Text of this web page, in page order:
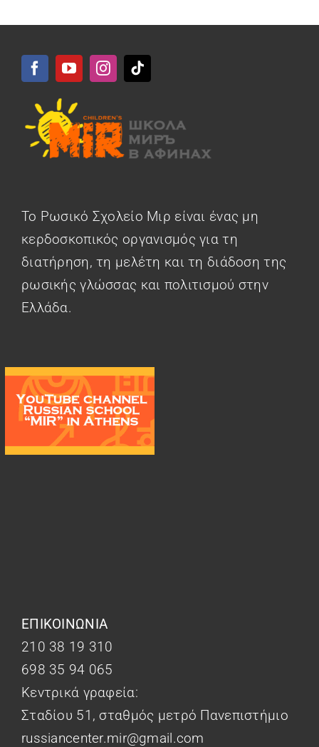
Το Ρωσικό Σχολείο Μιρ είναι ένας μη
κερδοσκοπικός οργανισμός για τη
διατήρηση, τη μελέτη και τη διάδοση της
ρωσικής γλώσσας και πολιτισμού στην
Ελλάδα.
ΕΠΙΚΟΙΝΩΝΙΑ
210 38 19 310
698 35 94 065
Κεντρικά γραφεία:
Σταδίου 51, σταθμός μετρό Πανεπιστήμιο
russiancenter.mir@gmail.com